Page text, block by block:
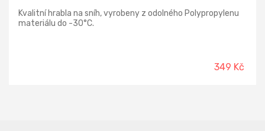
Kvalitní hrabla na sníh, vyrobeny z odolného Polypropylenu
materiálu do -30°C.
349 Kč